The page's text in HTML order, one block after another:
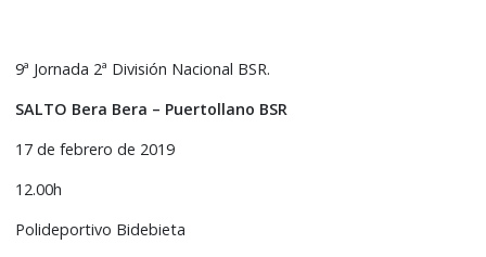
9ª Jornada 2ª División Nacional BSR.
SALTO Bera Bera – Puertollano BSR
17 de febrero de 2019
12.00h
Polideportivo Bidebieta